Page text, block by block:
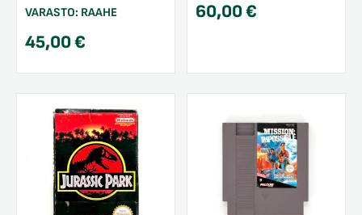
VARASTO: RAAHE
45,00€
60,00€